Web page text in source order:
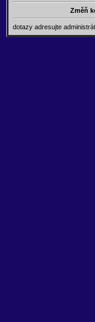
Změň
dotazy adresujte